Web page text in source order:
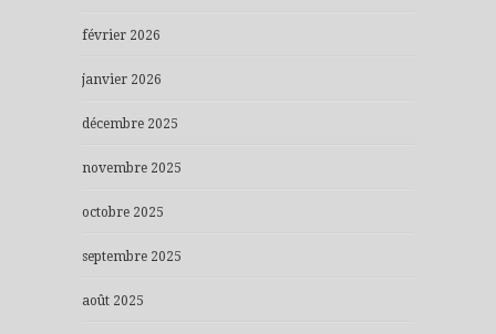
février 2026
janvier 2026
décembre 2025
novembre 2025
octobre 2025
septembre 2025
août 2025